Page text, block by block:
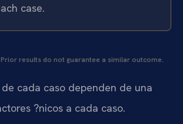
case.
results do not guarantee a similar outcome.
cada caso dependen de una
?nicos a cada caso.